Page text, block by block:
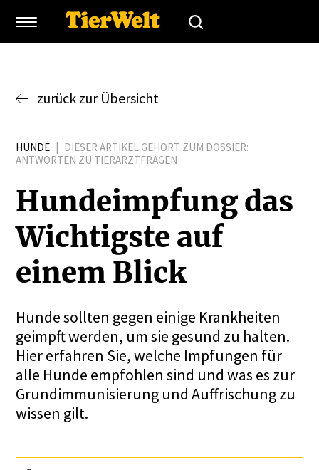
zurück zur Übersicht
HUNDE | DIESER ARTIKEL GEHÖRT ZUM DOSSIER:
ANTWORTEN ZU TIERARZTFRAGEN
Hunde­impfung das
Wichtigste auf
einem Blick
Hunde sollten gegen einige Krankheiten
geimpft werden, um sie gesund zu halten.
Hier erfahren Sie, welche Impfungen für
alle Hunde empfohlen sind und was es zur
Grundimmunisierung und Auffrischung zu
wissen gilt.